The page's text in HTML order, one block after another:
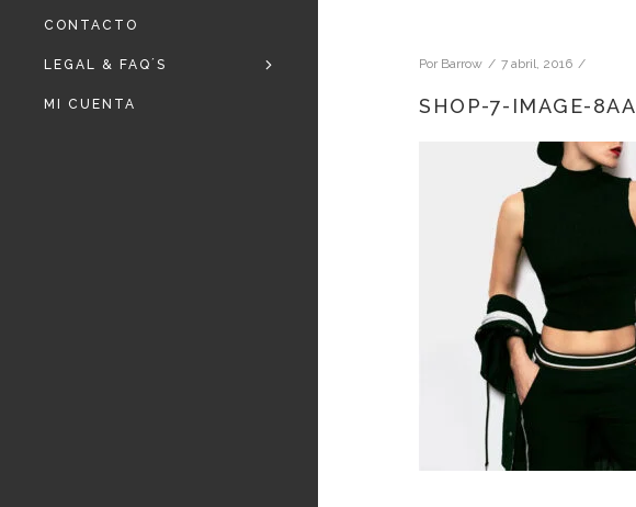
CONTACTO
LEGAL & FAQ´S
MI CUENTA
Por Barrow 7 abril, 2016
SHOP-7-IMAGE-8AA